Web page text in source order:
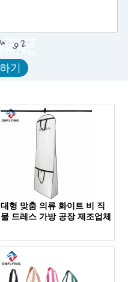
대형 맞춤 의류 화이트 비 직
물 드레스 가방 공장 제조업체